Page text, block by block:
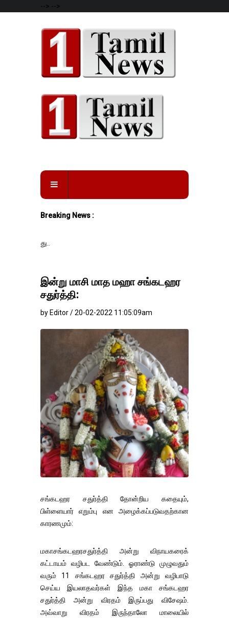
--> -->
Breaking News :
இன்று மாசி மாத மஹா சங்கடஹர
சதுர்த்தி:
by Editor / 20-02-2022 11:05:09am
சங்கடஹர சதுர்த்தி தோன்றிய கதையும்,
பிள்ளையார் எறும்பு என அழைக்கப்படுவதற்கான
காரணமும்:
மகாசங்கடஹரசதுர்த்தி அன்று விநாயகரைக்
கட்டாயம் வழிபட வேண்டும். ஓராண்டு முழுவதும்
வரும் 11 சங்கடஹர சதுர்த்தி அன்று வழிபாடு
செய்ய இயலாதவர்கள் இந்த மகா சங்கடஹர
சதுர்த்தி அன்று விரதம் இருப்பது விசேஷம்.
அவ்வாறு விரதம் இருந்தாலோ மாலையில்